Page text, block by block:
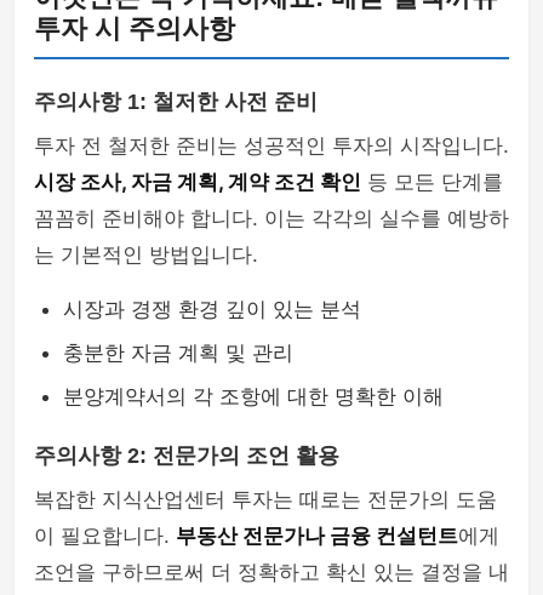
투자 시 주의사항
주의사항 1: 철저한 사전 준비
투자 전 철저한 준비는 성공적인 투자의 시작입니다.
시장 조사, 자금 계획, 계약 조건 확인 등 모든 단계를
꼼꼼히 준비해야 합니다. 이는 각각의 실수를 예방하
는 기본적인 방법입니다.
시장과 경쟁 환경 깊이 있는 분석
충분한 자금 계획 및 관리
분양계약서의 각 조항에 대한 명확한 이해
주의사항 2: 전문가의 조언 활용
복잡한 지식산업센터 투자는 때로는 전문가의 도움
이 필요합니다. 부동산 전문가나 금융 컨설턴트에게
조언을 구하므로써 더 정확하고 확신 있는 결정을 내